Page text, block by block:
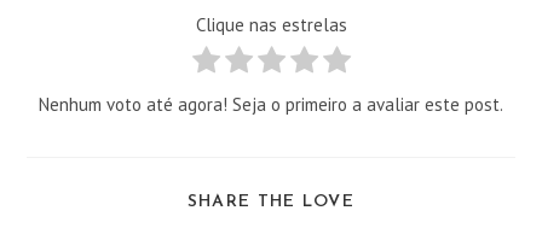
Clique nas estrelas
Nenhum voto até agora! Seja o primeiro a avaliar este post.
SHARE THE LOVE